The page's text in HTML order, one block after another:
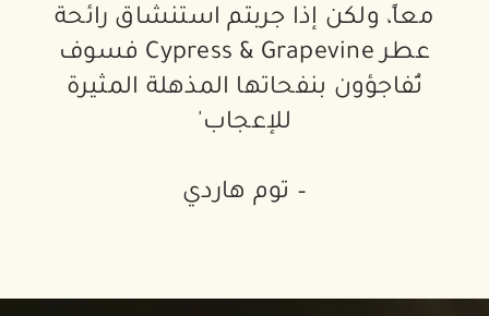
معاً، ولكن إذا جربتم استنشاق رائحة
عطر Cypress & Grapevine فسوف
تُفاجؤون بنفحاتها المذهلة المثيرة
للإعجاب'
– توم هاردي